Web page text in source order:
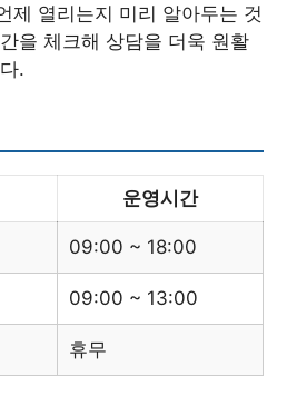
제 열리는지 미리 알아두는 것
을 체크해 상담을 더욱 원활
.
운영시간
09:00 ~ 18:00
09:00 ~ 13:00
휴무